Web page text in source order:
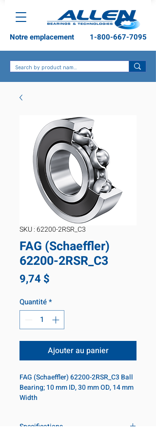
1-800-667-7095
Notre emplacement
SKU : 62200-2RSR_C3
FAG (Schaeffler)
62200-2RSR_C3
9,74 $
Quantité*
Ajouter au panier
FAG (Schaeffler) 62200-2RSR_C3 Ball
Bearing; 10 mm ID, 30 mm OD, 14 mm
Width
Specifications